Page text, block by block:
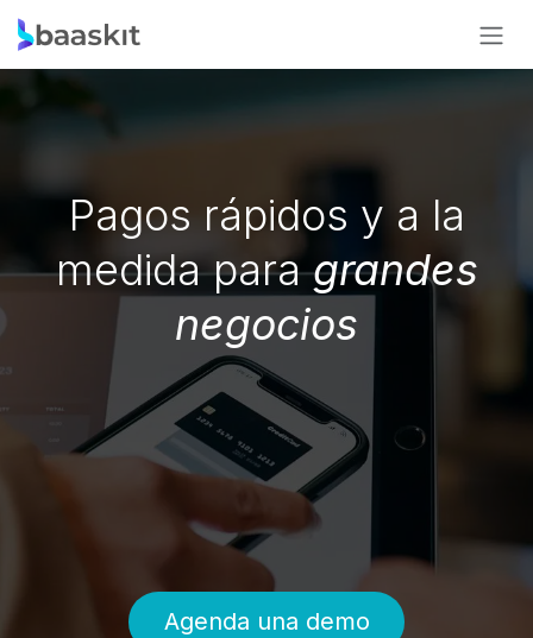
Ir al contenido
Pagos rápidos y a la
medida paragrandes
negocios
Agenda una demo​​​​​​​​​​​​​​